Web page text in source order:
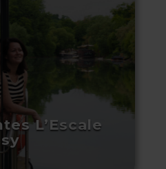
L’Escale